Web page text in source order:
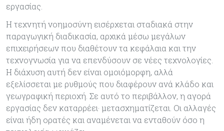
εργασίας.
Η τεχνητή νοημοσύνη εισέρχεται σταδιακά στην
παραγωγική διαδικασία, αρχικά μέσω μεγάλων
επιχειρήσεων που διαθέτουν τα κεφάλαια και την
τεχνογνωσία για να επενδύσουν σε νέες τεχνολογίες.
Η διάχυση αυτή δεν είναι ομοιόμορφη, αλλά
εξελίσσεται με ρυθμούς που διαφέρουν ανά κλάδο και
γεωγραφική περιοχή. Σε αυτό το περιβάλλον, η αγορά
εργασίας δεν καταρρέει· μετασχηματίζεται. Οι αλλαγές
είναι ήδη ορατές και αναμένεται να ενταθούν όσο η